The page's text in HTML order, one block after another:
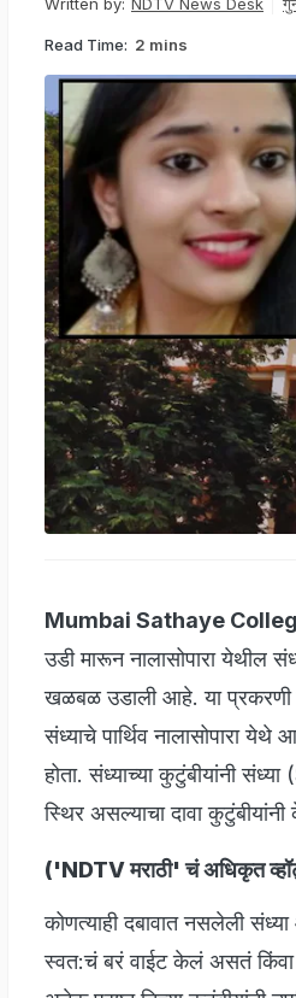
Read Time: 2 mins
Mumbai Sathaye
उडी मारून नालासोपारा येथील
खळबळ उडाली आहे. या प्रकरणी
संध्याचे पार्थिव नालासोपारा
होता. संध्याच्या कुटुंबीयांनी
स्थिर असल्याचा दावा
('NDTV मराठी' चं अधिकृत
कोणत्याही दबावात नसलेली
स्वत:चं बरं वाईट केलं असतं